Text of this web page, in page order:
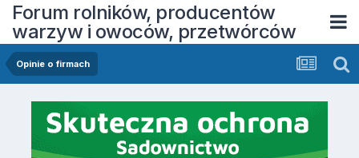
Forum rolników, producentów
warzyw i owoców, przetwórców
Opinie o firmach